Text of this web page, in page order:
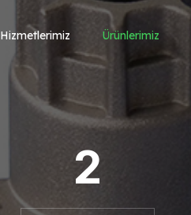
Hizmetlerimiz Ürünlerimiz
2